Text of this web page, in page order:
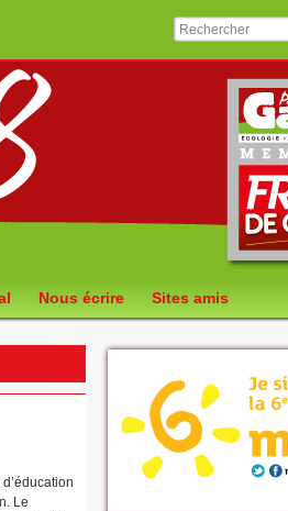
Nous écrire Sites amis
Le